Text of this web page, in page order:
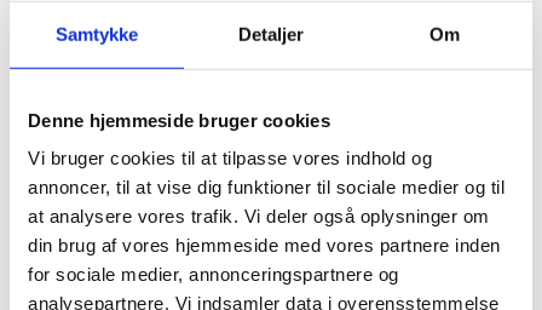
Samtykke Detaljer Om
Denne hjemmeside bruger cookies
Vi bruger cookies til at tilpasse vores indhold og
annoncer, til at vise dig funktioner til sociale medier og til
at analysere vores trafik. Vi deler også oplysninger om
din brug af vores hjemmeside med vores partnere inden
for sociale medier, annonceringspartnere og
analysepartnere. Vi indsamler data i overensstemmelse
I særlige tilfælde kan journalen opbevares længere.
Oplysninger til brug for afregningsformål opbevares
så længe, det er nødvendigt af hensyn til afregning
og bogføring.
E-mail-korrespondance mellem dig og klinikken
slettes, når den ikke længere er relevant, senest efter
1 år.
DINE RETTIGHEDER I FORBINDELSE MED